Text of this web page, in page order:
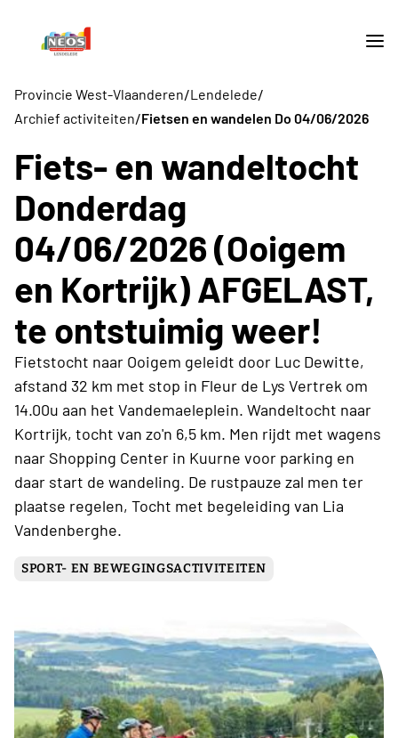
Provincie West-Vlaanderen/Lendelede/
Archief activiteiten/Fietsen en wandelen Do 04/06/2026
Fiets- en wandeltocht
Donderdag
04/06/2026 (Ooigem
en Kortrijk) AFGELAST,
te ontstuimig weer!
Fietstocht naar Ooigem geleidt door Luc Dewitte,
afstand 32 km met stop in Fleur de Lys Vertrek om
14.00u aan het Vandemaeleplein. Wandeltocht naar
Kortrijk, tocht van zo'n 6,5 km. Men rijdt met wagens
naar Shopping Center in Kuurne voor parking en
daar start de wandeling. De rustpauze zal men ter
plaatse regelen, Tocht met begeleiding van Lia
Vandenberghe.
SPORT- EN BEWEGINGSACTIVITEITEN